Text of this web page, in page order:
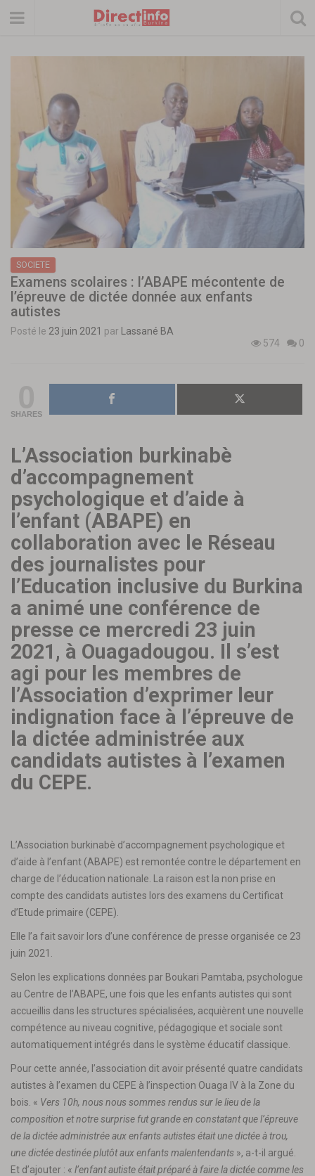
SOCIETE
Examens scolaires : l’ABAPE mécontente de
l’épreuve de dictée donnée aux enfants
autistes
Posté le 23 juin 2021 par
Lassané BA
574
0
SHARES
L’Association burkinabè
d’accompagnement
psychologique et d’aide à
l’enfant (ABAPE) en
collaboration avec le Réseau
des journalistes pour
l’Education inclusive du Burkina
a animé une conférence de
presse ce mercredi 23 juin
2021, à Ouagadougou. Il s’est
agi pour les membres de
l’Association d’exprimer leur
indignation face à l’épreuve de
la dictée administrée aux
candidats autistes à l’examen
du CEPE.
L’Association burkinabè d’accompagnement psychologique et
d’aide à l’enfant (ABAPE) est remontée contre le département en
charge de l’éducation nationale. La raison est la non prise en
compte des candidats autistes lors des examens du Certificat
d’Etude primaire (CEPE).
Elle l’a fait savoir lors d’une conférence de presse organisée ce 23
juin 2021.
Selon les explications données par Boukari Pamtaba, psychologue
au Centre de l’ABAPE, une fois que les enfants autistes qui sont
accueillis dans les structures spécialisées, acquièrent une nouvelle
compétence au niveau cognitive, pédagogique et sociale sont
automatiquement intégrés dans le système éducatif classique.
Pour cette année, l’association dit avoir présenté quatre candidats
autistes à l’examen du CEPE à l’inspection Ouaga IV à la Zone du
bois. « Vers 10h, nous nous sommes rendus sur le lieu de la
composition et notre surprise fut grande en constatant que l’épreuve
de la dictée administrée aux enfants autistes était une dictée à trou,
une dictée destinée plutôt aux enfants malentendants », a-t-il argué.
Et d’ajouter : « l’enfant autiste était préparé à faire la dictée comme les